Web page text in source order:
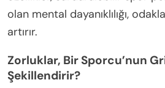
olan mental dayanıklılığı,
artırır.
Zorluklar, Bir Sporcu’nun
Şekillendirir?